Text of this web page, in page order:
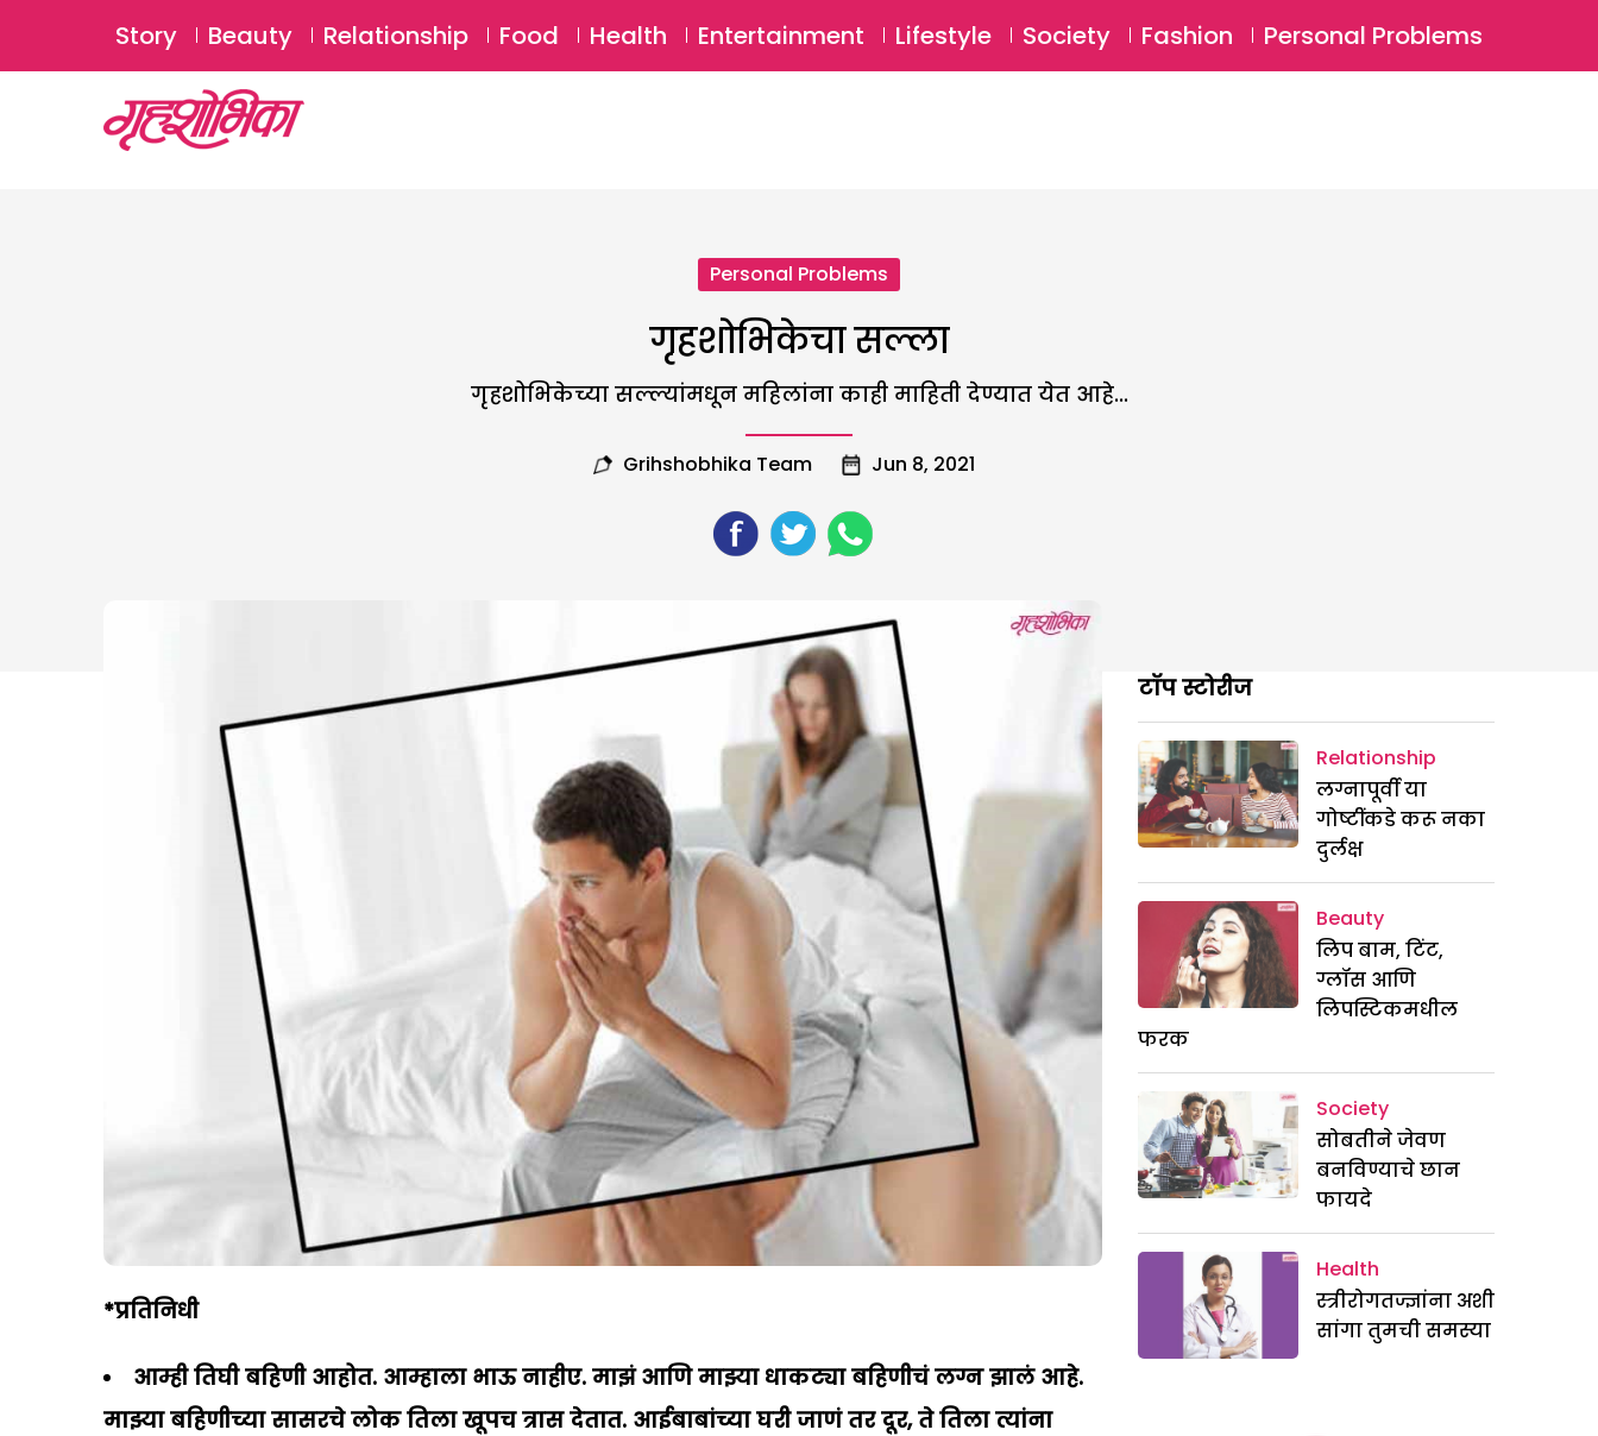
SUBSCRIBE Login ⚲
Story Beauty Relationship Food Health Entertainment Lifestyle Society Fashion Personal Problems
Personal Problems
गृहशोभिकेचा सल्ला
गृहशोभिकेच्या सल्ल्यांमधून महिलांना काही माहिती देण्यात येत आहे...
Grihshobhika Team Jun 8, 2021
*प्रतिनिधी
आम्ही तिघी बहिणी आहोत. आम्हाला भाऊ नाहीए. माझंआणि माझ्या धाकट्या बहिणीचं लग्नझालंआहे.
माझ्या बहिणीच्या सासरचे लोक तिला खूपच त्रास देतात. आईबाबांच्या घरी जाणंतर दूर,ते तिला त्यांना
टॉप स्टोरीज
Relationship
लग्नापूर्वी या
गोष्टींकडे करू नका
दुर्लक्ष
Beauty
लिप बाम, टिंट,
ग्लॉस आणि
लिपस्टिकमधील
फरक
Society
सोबतीने जेवण
बनविण्याचे छान
फायदे
Health
स्त्रीरोगतज्ज्ञांना अशी
सांगा तुमची समस्या